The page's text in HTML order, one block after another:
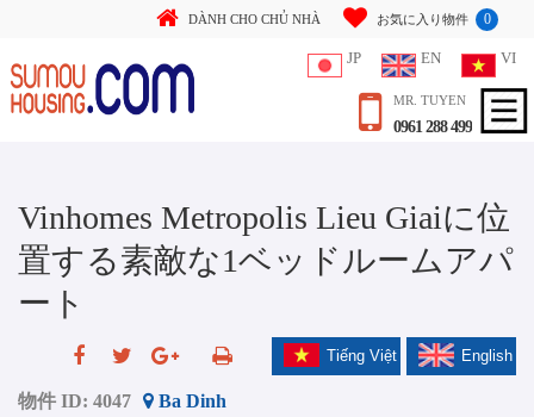
DÀNH CHO CHỦ NHÀ お気に入り物件 0
JP EN VI
MR. TUYEN
0961 288 499
Vinhomes Metropolis Lieu Giaiに位
置する素敵な1ベッドルームアパ
ート
English
Tiếng Việt
物件 ID: 4047 Ba Dinh